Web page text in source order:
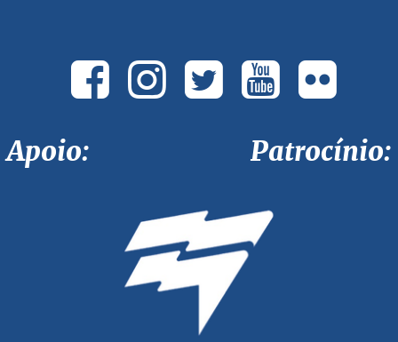
Apoio: Patrocínio: